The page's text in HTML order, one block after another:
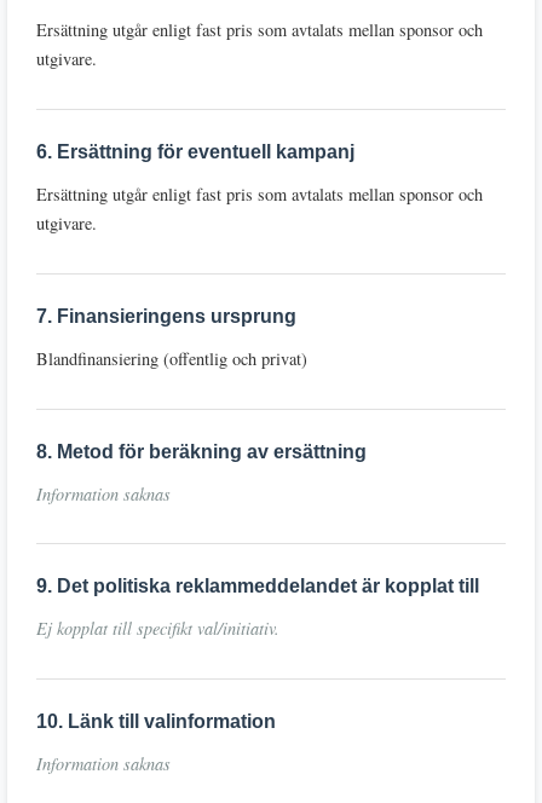
Ersättning utgår enligt fast pris som avtalats mellan sponsor och
utgivare.
6. Ersättning för eventuell kampanj
Ersättning utgår enligt fast pris som avtalats mellan sponsor och
utgivare.
7. Finansieringens ursprung
Blandfinansiering (offentlig och privat)
8. Metod för beräkning av ersättning
Information saknas
9. Det politiska reklammeddelandet är kopplat till
Ej kopplat till specifikt val/initiativ.
10. Länk till valinformation
Information saknas